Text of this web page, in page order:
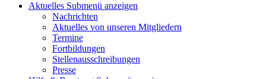
Aktuelles Submenü anzeigen
Nachrichten
Aktuelles von unseren Mitgliedern
Termine
Fortbildungen
Stellenausschreibungen
Presse